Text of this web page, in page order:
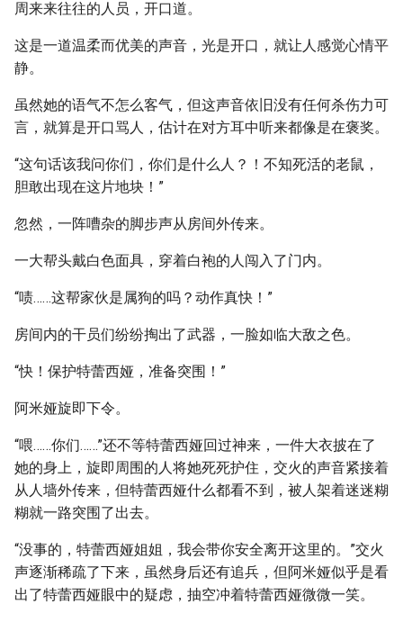
周来来往往的人员，开口道。
这是一道温柔而优美的声音，光是开口，就让人感觉心情平
静。
虽然她的语气不怎么客气，但这声音依旧没有任何杀伤力可
言，就算是开口骂人，估计在对方耳中听来都像是在褒奖。
“这句话该我问你们，你们是什么人？！不知死活的老鼠，
胆敢出现在这片地块！”
忽然，一阵嘈杂的脚步声从房间外传来。
一大帮头戴白色面具，穿着白袍的人闯入了门内。
“啧……这帮家伙是属狗的吗？动作真快！”
房间内的干员们纷纷掏出了武器，一脸如临大敌之色。
“快！保护特蕾西娅，准备突围！”
阿米娅旋即下令。
“喂……你们……”还不等特蕾西娅回过神来，一件大衣披在了
她的身上，旋即周围的人将她死死护住，交火的声音紧接着
从人墙外传来，但特蕾西娅什么都看不到，被人架着迷迷糊
糊就一路突围了出去。
“没事的，特蕾西娅姐姐，我会带你安全离开这里的。”交火
声逐渐稀疏了下来，虽然身后还有追兵，但阿米娅似乎是看
出了特蕾西娅眼中的疑虑，抽空冲着特蕾西娅微微一笑。